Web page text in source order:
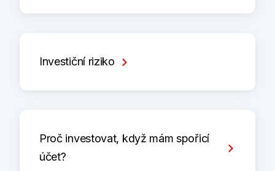
Investiční riziko
Proč investovat, když mám spořicí
účet?